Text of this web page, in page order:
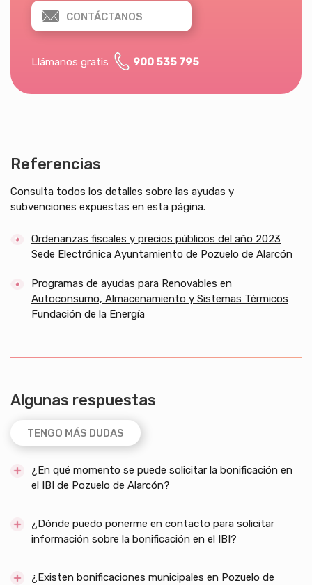
CONTÁCTANOS
Llámanos gratis 900 535 795
Referencias
Consulta todos los detalles sobre las ayudas y
subvenciones expuestas en esta página.
Ordenanzas fiscales y precios públicos del año 2023
Sede Electrónica Ayuntamiento de Pozuelo de Alarcón
Programas de ayudas para Renovables en
Autoconsumo, Almacenamiento y Sistemas Térmicos
Fundación de la Energía
Algunas respuestas
TENGO MÁS DUDAS
¿En qué momento se puede solicitar la bonificación en
el IBI de Pozuelo de Alarcón?
¿Dónde puedo ponerme en contacto para solicitar
información sobre la bonificación en el IBI?
¿Existen bonificaciones municipales en Pozuelo de